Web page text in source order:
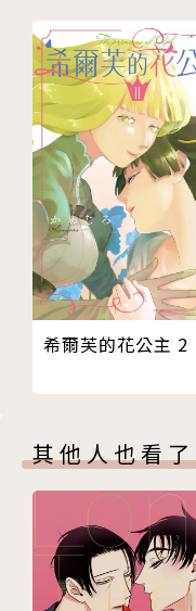
希爾芙的花公主 2
其他人也看了